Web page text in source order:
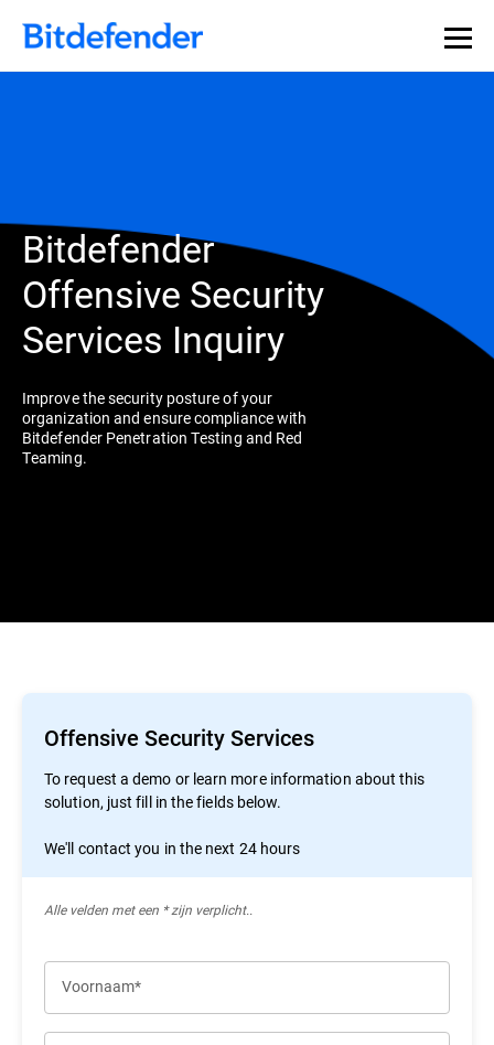
Bitdefender
Offensive Security
Services Inquiry
Improve the security posture of your
organization and ensure compliance with
Bitdefender Penetration Testing and Red
Teaming.
Offensive Security Services
To request a demo or learn more information about this
solution, just fill in the fields below.
We'll contact you in the next 24 hours
Alle velden met een * zijn verplicht..
Voornaam*